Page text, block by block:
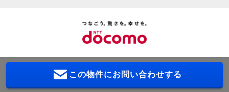
この物件にお問い合わせする